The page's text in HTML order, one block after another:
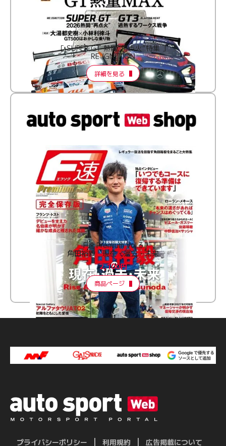
［ SUPER GT 熱闘“再点火”特集 ］
RE:IGNITION
詳細を見る
F速 Premium Vol.3
角田裕毅 現在・過去・未来
2,100円
商品ページ
プライバシーポリシー 利用規約
広告掲載について